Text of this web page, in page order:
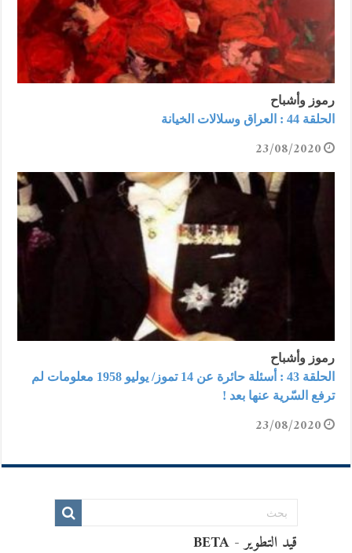
رموز وأشباح
الحلقة 44 : العراق وسلالات الخيانة
23/08/2020
رموز وأشباح
الحلقة 43 : أسئلة حائرة عن 14 تموز/ يوليو 1958 معلومات لم
ترفع السّرية عنها بعد !
23/08/2020